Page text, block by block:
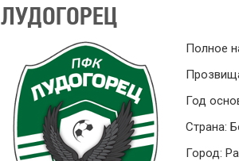
ЛУДОГОРЕЦ
Полное
Год
Страна:
Город: